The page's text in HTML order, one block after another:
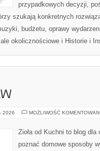
przypadkowych decyzji,
szukają konkretnych
budżetu, oprawy
okolicznościowe i Historie i
2026 MOŻLIWOŚĆ
Zioła od Kuchni to blog
poznać domowe sposoby